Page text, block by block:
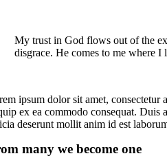
My trust in God flows out of the
disgrace. He comes to me where I
ipsum dolor sit amet,
ex ea commodo consequat. Duis
deserunt mollit anim id est
many we become one